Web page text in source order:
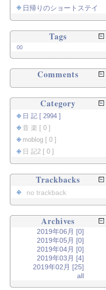
日帰りのショートステイ
Tags
00
Comments
Category
日 記 [ 2994 ]
音 楽 [ 0 ]
moblog [ 0 ]
日 記2 [ 0 ]
Trackbacks
no trackback
Archives
2019年06月 [0]
2019年05月 [0]
2019年04月 [0]
2019年03月 [4]
2019年02月 [25]
all